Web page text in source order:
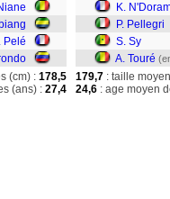
Pelé
K.
P. Pellegri
S. Sy
A. Touré
(cm) : 178,5
(ans) : 27,4
179,7 : taille
24,6 : age moyen